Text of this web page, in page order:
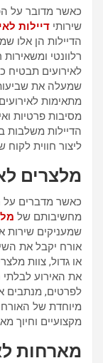
כאשר מדובר על
שירותי דיילות
הדיילות הן אלו
רלוונטי
לאירועים תבטיח
שמעלה את שביעות
מתאימות
מסיבות פרטיות
הדיילות משלבות
ליצור חווית
מלצרים
כאשר מדברים על
מחשיבותם של
שמעניקים שירות
אורח יקבל את
או גדול, צוות
את האירוע
לפרטים, מנתבים
מיוחדת של
מקצועיים וחיוך
מארחות